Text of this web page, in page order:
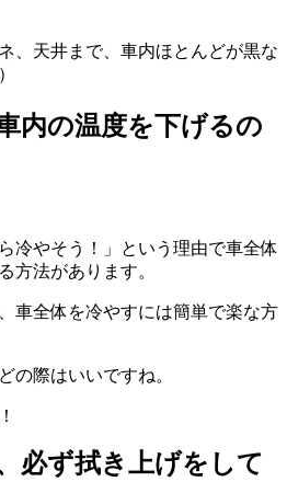
、天井まで、車内ほとんどが黒な
内の温度を下げるの
冷やそう！」という理由で車全体
方法があります。
車全体を冷やすには簡単で楽な方
の際はいいですね。
必ず拭き上げをして